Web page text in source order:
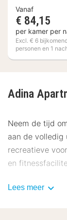
Vanaf
€ 84,15
per kamer per
Excl. € 6
personen en 1
Adina
Neem de tijd
aan de volledig
recreatieve
en
Op werkdagen
Lees meer